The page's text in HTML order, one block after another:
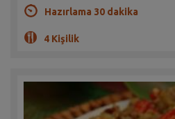
Hazırlama 30 dakika
4 Kişilik